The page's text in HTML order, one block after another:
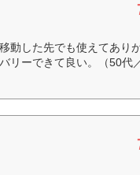
動した先でも使えてありが
リーできて良い。（50代